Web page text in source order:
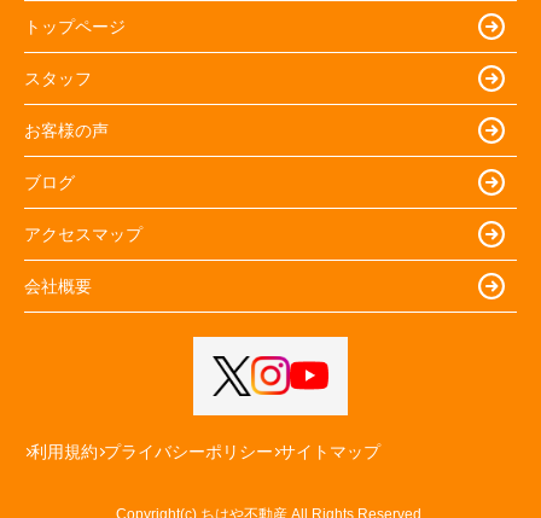
トップページ
スタッフ
お客様の声
ブログ
アクセスマップ
会社概要
利用規約 プライバシーポリシー サイトマップ
Copyright(c) ちはや不動産 All Rights Reserved.